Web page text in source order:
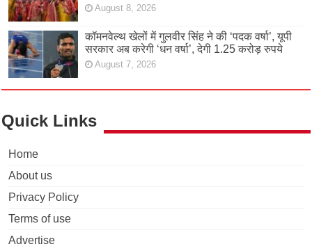
August 8, 2026
कॉमनवेल्थ खेलों में गुलवीर सिंह ने की ‘पदक वर्षा’, यूपी
सरकार अब करेगी ‘धन वर्षा’, देगी 1.25 करोड़ रुपये
August 7, 2026
Quick Links
Home
About us
Privacy Policy
Terms of use
Advertise